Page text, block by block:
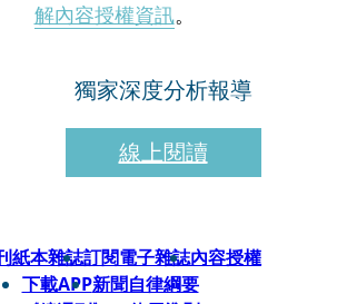
解內容授權資訊。
獨家深度分析報導
線上閱讀
紙本雜誌訂閱電子雜誌內容授權
下載APP新聞自律綱要